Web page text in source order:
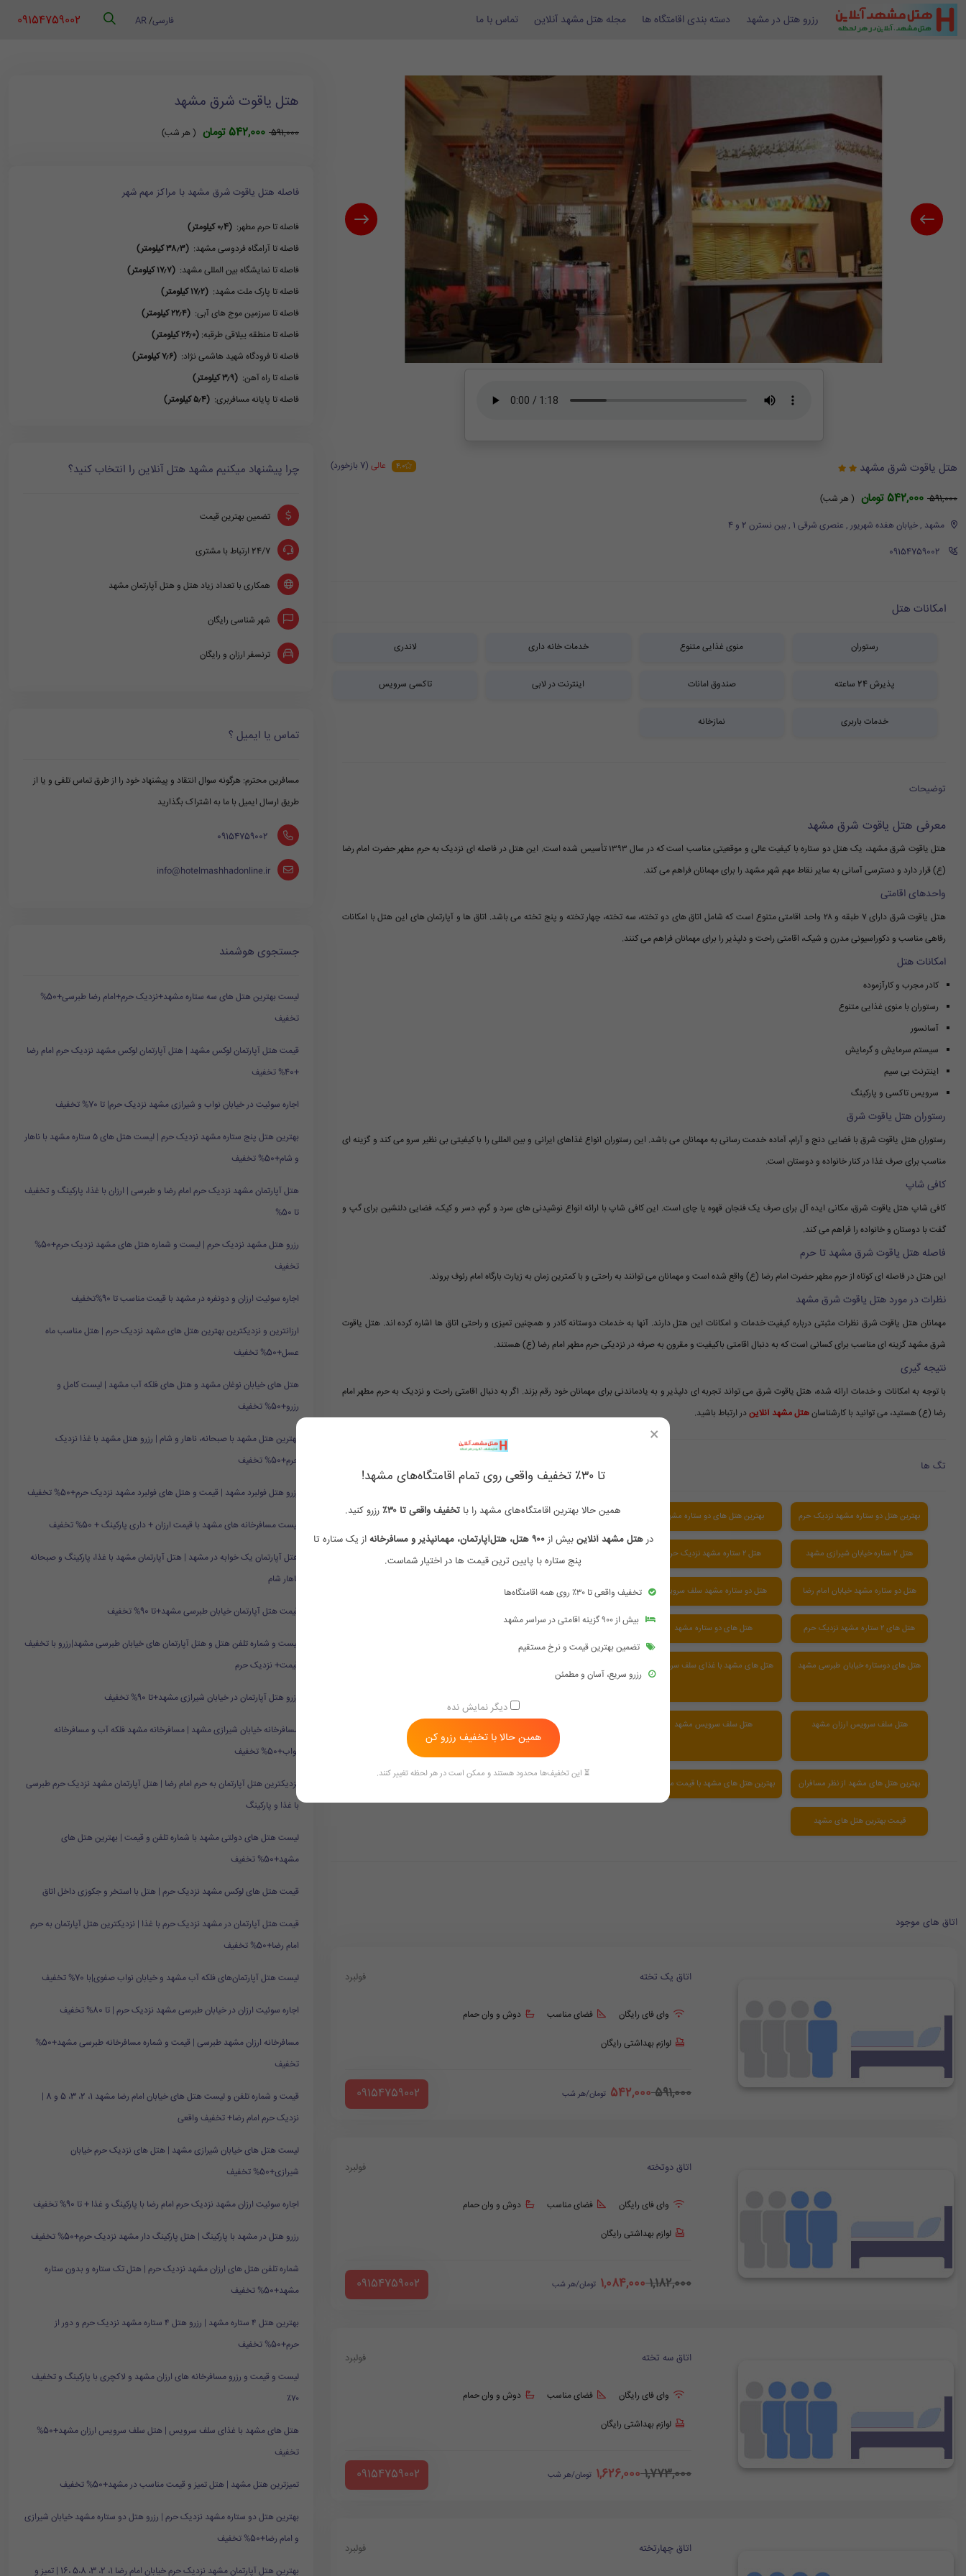
رزرو هتل در مشهد دسته بندی اقامتگاه ها مجله هتل مشهد آنلاین تماس با ما فارسی/
AR
‪ 09154759002
هتل یاقوت شرق مشهد
591,000 542,000 تومان
( هر شب)
مشهد , خیابان هفده شهریور , عنصری شرقی 1 , بین نسترن 2 و 4
‪ 09154759002
4.0 عالی (7 بازخورد)
امکانات هتل
رستوران منوی غذایی متنوع خدمات خانه داری لاندری
پذیرش 24 ساعته صندوق امانات اینترنت در لابی تاکسی سرویس
خدمات باربری نمازخانه
توضیحات
معرفی هتل یاقوت شرق مشهد
هتل یاقوت شرق مشهد، یک هتل دو ستاره با کیفیت عالی و موقعیتی مناسب است که در سال ۱۳۹۳ تأسیس شده است. این هتل در فاصله ای نزدیک به حرم مطهر حضرت امام رضا
(ع) قرار دارد و دسترسی آسانی به سایر نقاط مهم شهر مشهد را برای مهمانان فراهم می کند.
واحدهای اقامتی
هتل یاقوت شرق دارای ۷ طبقه و ۲۸ واحد اقامتی متنوع است که شامل اتاق های دو تخته، سه تخته، چهار تخته و پنج تخته می باشد. اتاق ها و آپارتمان های این هتل با امکانات
رفاهی مناسب و دکوراسیونی مدرن و شیک، اقامتی راحت و دلپذیر را برای مهمانان فراهم می کنند.
امکانات هتل
کادر مجرب و کارآزموده
رستوران با منوی غذایی متنوع
آسانسور
سیستم سرمایش و گرمایش
اینترنت بی سیم
سرویس تاکسی و پارکینگ
رستوران هتل یاقوت شرق
رستوران هتل یاقوت شرق با فضایی دنج و آرام، آماده خدمت رسانی به مهمانان می باشد. این رستوران انواع غذاهای ایرانی و بین المللی را با کیفیتی بی نظیر سرو می کند و گزینه ای
مناسب برای صرف غذا در کنار خانواده و دوستان است.
کافی شاپ
کافی شاپ هتل یاقوت شرق، مکانی ایده آل برای صرف یک فنجان قهوه یا چای است. این کافی شاپ با ارائه انواع نوشیدنی های سرد و گرم، دسر و کیک، فضایی دلنشین برای گپ و
گفت با دوستان و خانواده را فراهم می کند.
فاصله هتل یاقوت شرق مشهد تا حرم
این هتل در فاصله ای کوتاه از حرم مطهر حضرت امام رضا (ع) واقع شده است و مهمانان می توانند به راحتی و با کمترین زمان به زیارت بارگاه امام رئوف بروند.
نظرات در مورد هتل یاقوت شرق مشهد
مهمانان هتل یاقوت شرق نظرات مثبتی درباره کیفیت خدمات و امکانات این هتل دارند. آنها به خدمات دوستانه کادر و همچنین تمیزی و راحتی اتاق ها اشاره کرده اند. هتل یاقوت
شرق مشهد گزینه ای مناسب برای کسانی است که به دنبال اقامتی باکیفیت و مقرون به صرفه در نزدیکی حرم مطهر امام رضا (ع) هستند.
نتیجه گیری
با توجه به امکانات و خدمات ارائه شده، هتل یاقوت شرق می تواند تجربه ای دلپذیر و به یادماندنی برای مهمانان خود رقم بزند. اگر به دنبال اقامتی راحت و نزدیک به حرم مطهر امام
رضا (ع) هستید، می توانید با کارشناسانهتل مشهد آنلایندر ارتباط باشید.
تگ ها
بهترین هتل دو ستاره مشهد نزدیک حرم بهترین هتل های دو ستاره مشهد رزرو هتل دو ستاره مشهد لیست هتل های دو ستاره مشهد
هتل 2 ستاره خیابان شیرازی مشهد هتل ۲ ستاره مشهد نزدیک حرم
هتل دو ستاره مشهد خیابان امام رضا هتل دو ستاره مشهد سلف سرویس هتل دو ستاره مشهد نزدیک حرم
هتل های ۲ ستاره مشهد نزدیک حرم هتل های دو ستاره مشهد هتل های دو ستاره مشهد خیابان امام رضا
هتل های دوستاره خیابان طبرسی مشهد هتل های مشهد با غذای سلف سرویس
هتل سلف سرویس ارزان مشهد هتل سلف سرویس مشهد
ارزانترین و نزدیکترین هتل به حرم امام
بهترین هتل مشهد برای ماه عسل
بهترین هتل های مشهد از نظر مسافران بهترین هتل های مشهد با قیمت مناسب
قیمت بهترین هتل های مشهد
اتاق های موجود
اتاق یک تخته فولبرد
وای فای رایگان فضای مناسب دوش و وان حمام
لوازم بهداشتی رایگان
591,000
542,000 تومان/هر شب ‪ 09154759002
اتاق دوتخته فولبرد
وای فای رایگان فضای مناسب دوش و وان حمام
لوازم بهداشتی رایگان
1,182,000
1,084,000 تومان/هر شب ‪ 09154759002
اتاق سه تخته فولبرد
وای فای رایگان فضای مناسب دوش و وان حمام
لوازم بهداشتی رایگان
1,773,000
1,626,000 تومان/هر شب ‪ 09154759002
اتاق چهارتخته فولبرد
هتل یاقوت شرق مشهد
591,000 542,000 تومان ( هر شب)
فاصله هتل یاقوت شرق مشهد با مراکز مهم شهر
فاصله تا حرم مطهر: (۰٫4 کیلومتر)
فاصله تا آرامگاه فردوسی مشهد: (۳۸٫۳ کیلومتر)
فاصله تا نمایشگاه بین المللی مشهد: (۱۷٫۷ کیلومتر)
فاصله تا پارک ملت مشهد: (۱۷٫۲ کیلومتر)
فاصله تا سرزمین موج های آبی: (۲۲٫۴ کیلومتر)
فاصله تا منطقه ییلاقی طرقبه: (۲۶٫۰ کیلومتر)
فاصله تا فرودگاه شهید هاشمی نژاد: (۷٫۶ کیلومتر)
فاصله تا راه آهن: (۳٫۹ کیلومتر)
فاصله تا پایانه مسافربری: (۵٫۴ کیلومتر)
چرا پیشنهاد میکنیم مشهد هتل آنلاین را انتخاب کنید؟
تضمین بهترین قیمت
24/7 ارتباط با مشتری
همکاری با تعداد زیاد هتل و هتل آپارتمان مشهد
شهر شناسی رایگان
ترنسفر ارزان و رایگان
تماس یا ایمیل ؟
مسافرین محترم: هرگونه سوال انتقاد و پیشنهاد خود را از طرق تماس تلفی و یا از
طریق ارسال ایمیل با ما به اشتراک بگذارید
‪ 09154759002
info@hotelmashhadonline.ir
جستجوی هوشمند
لیست بهترین هتل های سه ستاره مشهد+نزدیک حرم+امام رضا طبرسی+50%
تخفیف
قیمت هتل آپارتمان لوکس مشهد | هتل آپارتمان لوکس مشهد نزدیک حرم امام رضا
+40% تخفیف
اجاره سوئیت در خیابان نواب و شیرازی مشهد نزدیک حرم| تا 70% تخفیف
بهترین هتل پنج ستاره مشهد نزدیک حرم | لیست هتل های ۵ ستاره مشهد با ناهار
و شام+50% تخفیف
هتل آپارتمان مشهد نزدیک حرم امام رضا و طبرسی | ارزان با غذا، پارکینگ و تخفیف
تا 50%
رزرو هتل مشهد نزدیک حرم | لیست و شماره هتل های مشهد نزدیک حرم+50%
تخفیف
اجاره سوئیت ارزان و دونفره در مشهد با قیمت مناسب تا 90%تخفیف
ارزانترین و نزدیکترین بهترین هتل های مشهد نزدیک حرم | هتل مناسب ماه
عسل+50% تخفیف
هتل های خیابان نوغان مشهد و هتل های فلکه آب مشهد | لیست کامل و
رزرو+50% تخفیف
بهترین هتل مشهد با صبحانه، ناهار و شام | رزرو هتل مشهد با غذا نزدیک
حرم+50% تخفیف
رزرو هتل فولبرد مشهد | قیمت و هتل های فولبرد مشهد نزدیک حرم+50% تخفیف
لیست مسافرخانه های مشهد با قیمت ارزان + داری پارکینگ + 50% تخفیف
هتل آپارتمان یک خوابه در مشهد | هتل آپارتمان مشهد با غذا، پارکینگ و صبحانه
ناهار شام
قیمت هتل آپارتمان خیابان طبرسی مشهد+تا 90% تخفیف
لیست و شماره تلفن هتل و هتل آپارتمان های خیابان طبرسی مشهد|رزرو با تخفیف
قیمت+ نزدیک حرم
رزرو هتل آپارتمان در خیابان شیرازی مشهد+تا 90% تخفیف
مسافرخانه خیابان شیرازی مشهد | مسافرخانه مشهد فلکه آب و مسافرخانه
نواب+50% تخفیف
نزدیکترین هتل آپارتمان به حرم امام رضا | هتل آپارتمان مشهد نزدیک حرم طبرسی
با غذا و پارکینگ
لیست هتل های دولتی مشهد با شماره تلفن و قیمت | بهترین هتل های
مشهد+50% تخفیف
قیمت هتل های لوکس مشهد نزدیک حرم | هتل با استخر و جکوزی داخل اتاق
قیمت هتل آپارتمان در مشهد نزدیک حرم با غذا | نزدیکترین هتل آپارتمان به حرم
امام رضا+50% تخفیف
لیست هتل آپارتمان‌های فلکه آب مشهد و خیابان نواب صفوی|با 70% تخفیف
اجاره سوئیت ارزان در خیابان طبرسی مشهد نزدیک حرم | تا 80% تخفیف
مسافرخانه ارزان مشهد طبرسی | قیمت و شماره مسافرخانه طبرسی مشهد+50%
تخفیف
قیمت و شماره تلفن و لیست هتل های خیابان امام رضا مشهد 1، 2، 3، 5 و 8 |
نزدیک حرم امام رضا+ تخفیف واقعی
لیست هتل های خیابان شیرازی مشهد | هتل های نزدیک حرم خیابان
شیرازی+50% تخفیف
اجاره سوئیت ارزان مشهد نزدیک حرم امام رضا با پارکینگ و غذا + تا 90% تخفیف
رزرو هتل در مشهد با پارکینگ | هتل پارکینگ دار مشهد نزدیک حرم+50% تخفیف
شماره تلفن هتل های ارزان مشهد نزدیک حرم | هتل تک ستاره و بدون ستاره
مشهد+50% تخفیف
بهترین هتل ۴ ستاره مشهد | رزرو هتل ۴ ستاره مشهد نزدیک حرم و دور از
حرم+50% تخفیف
لیست و قیمت و رزرو مسافرخانه های ارزان مشهد و لاکچری با پارکینگ و تخفیف
۷۰٪
هتل های مشهد با غذای سلف سرویس | هتل سلف سرویس ارزان مشهد+50%
تخفیف
تمیزترین هتل مشهد | هتل تمیز و قیمت مناسب در مشهد+50% تخفیف
بهترین هتل دو ستاره مشهد نزدیک حرم | رزرو هتل دو ستاره مشهد خیابان شیرازی
و امام رضا+50% تخفیف
بهترین هتل آپارتمان مشهد نزدیک حرم خیابان امام رضا 1، 2، 3، 5،8 ،16 | تمیز و
×
تا ۳۰٪ تخفیف واقعی روی تمام اقامتگاه‌های مشهد!
همین حالا بهترین اقامتگاه‌های مشهد را با تخفیف واقعی تا ۳۰٪
رزرو کنید.
درهتل مشهد آنلاین بیش از۹۰۰ هتل، هتل‌آپارتمان، مهمانپذیر و مسافرخانه
از یک ستاره تا
پنج ستاره با پایین ترین قیمت ها در اختیار شماست.
تخفیف واقعی تا ۳۰٪ روی همه اقامتگاه‌ها
بیش از ۹۰۰ گزینه اقامتی در سراسر مشهد
تضمین بهترین قیمت و نرخ مستقیم
رزرو سریع، آسان و مطمئن
دیگر نمایش نده
همین حالا با تخفیف رزرو کن
⏳ این تخفیف‌ها محدود هستند و ممکن است در هر لحظه تغییر کنند.